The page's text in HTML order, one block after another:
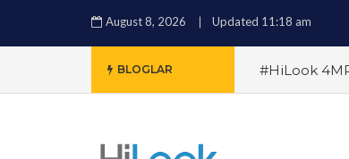
August 8, 2026 Updated 11:18 am
BLOGLAR #HiLook
HiLook NVR